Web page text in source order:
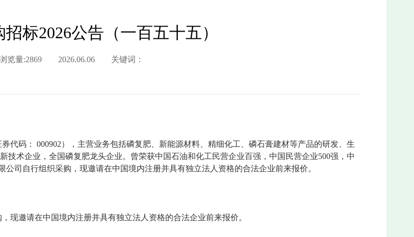
标2026公告（一百五十五）
览量:2869 2026.06.06 关键词：
代码： 000902），主营业务包括磷复肥、新能源材料、精细化工、磷石膏建材等产品的研发、生
技术企业，全国磷复肥龙头企业。曾荣获中国石油和化工民营企业百强，中国民营企业500强，中
司自行组织采购，现邀请在中国境内注册并具有独立法人资格的合法企业前来报价。
现邀请在中国境内注册并具有独立法人资格的合法企业前来报价。